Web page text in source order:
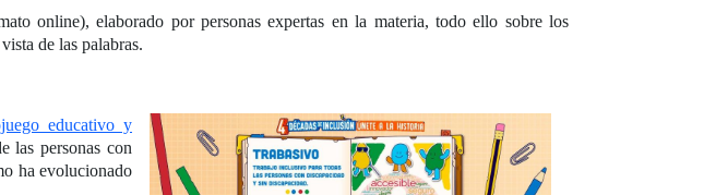
online), elaborado por personas expertas en la materia, todo ello sobre los
de las palabras.
educativo y
las personas con
ha evolucionado